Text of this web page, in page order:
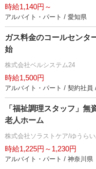
時給1,140円～
アルバイト・パート / 愛知県
ガス料金のコールセンタ
始
株式会社ベルシステム24
時給1,500円
アルバイト・パート / 契約社員
「福祉調理スタッフ」
老人ホーム
株式会社ソラストケア/ゆうら
時給1,225円～1,230円
アルバイト・パート / 神奈川県